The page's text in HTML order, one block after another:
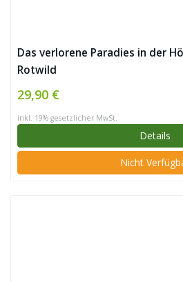
Das verlorene Paradies in der
Rotwild
29,90 €
inkl. 19% gesetzlicher MwSt.
Details
Nicht